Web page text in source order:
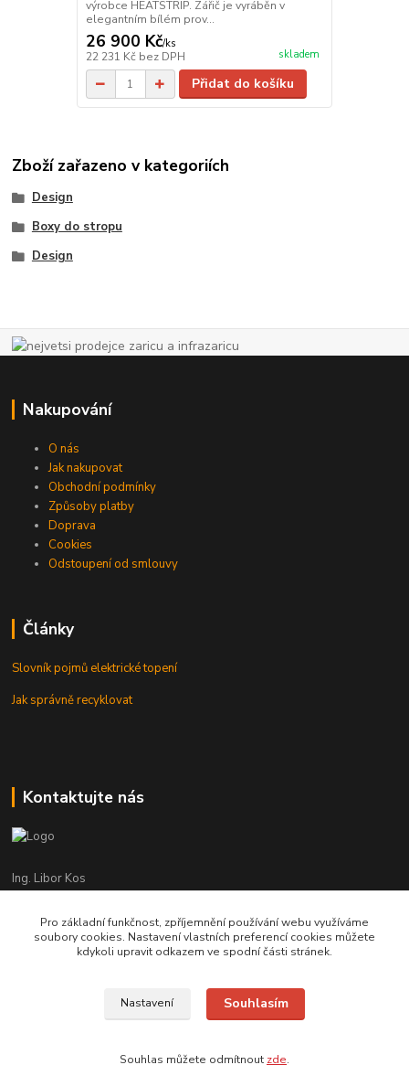
výrobce HEATSTRIP. Zářič je vyráběn v
elegantním bílém prov...
26 900 Kč/ks
22 231 Kč bez DPH skladem
Přidat do košíku
Zboží zařazeno v kategoriích
Design
Boxy do stropu
Design
Nakupování
O nás
Jak nakupovat
Obchodní podmínky
Způsoby platby
Doprava
Cookies
Odstoupení od smlouvy
Články
Slovník pojmů elektrické topení
Jak správně recyklovat
Kontaktujte nás
Ing. Libor Kos
+420 601 555 225
(Po-Pá: 8-17:00 hod.)
info@infrasystemy.cz
infrasystémy s.r.o. 2012-2019
Pro základní funkčnost, zpříjemnění používání webu využíváme
soubory cookies. Nastavení vlastních preferencí cookies můžete
kdykoli upravit odkazem ve spodní části stránek.
Nastavení Souhlasím
Souhlas můžete odmítnout zde.